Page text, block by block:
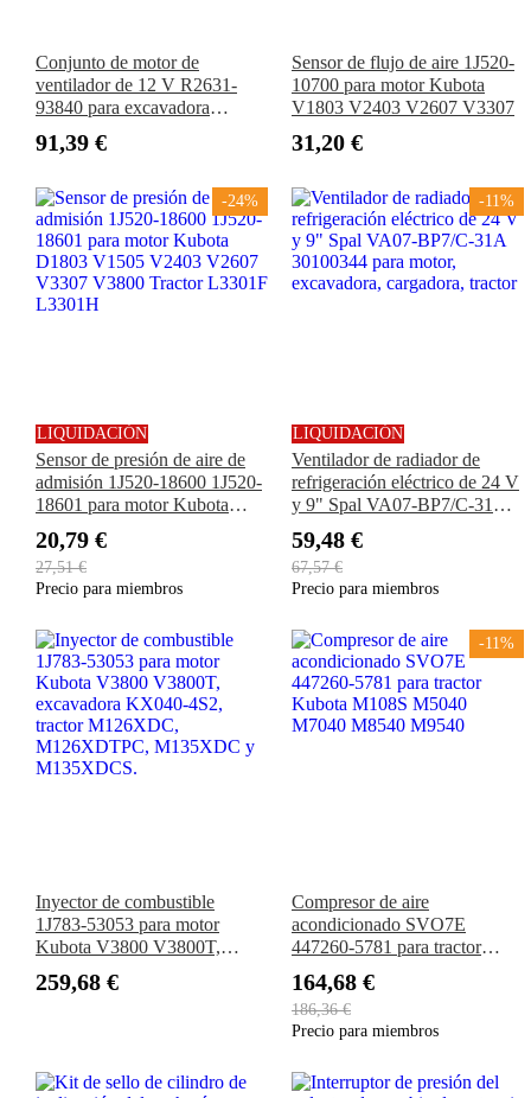
Conjunto de motor de
ventilador de 12 V R2631-
93840 para excavadora
U55-5 y cargadora R065,
91,39 €
Sensor de flujo de aire 1J520-
10700 para motor Kubota
V1803 V2403 V2607 V3307
31,20 €
-24%
LIQUIDACIÓN
Sensor de presión de aire de
admisión 1J520-18600 1J520-
18601 para motor Kubota
V3307 V3800 Tractor L3301F
L3301H
20,79 €
27,51 €
Precio para miembros
-11%
LIQUIDACIÓN
Ventilador de radiador de
refrigeración eléctrico de 24 V
y 9" Spal VA07-BP7/C-31A
excavadora, cargadora, tractor
59,48 €
67,57 €
Precio para miembros
Inyector de combustible
1J783-53053 para motor
Kubota V3800 V3800T,
tractor M126XDC,
259,68 €
-11%
Compresor de aire
acondicionado SVO7E
447260-5781 para tractor
M7040 M8540 M9540
164,68 €
186,36 €
Precio para miembros